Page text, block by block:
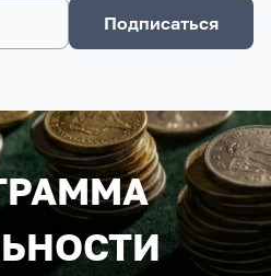
Подписаться